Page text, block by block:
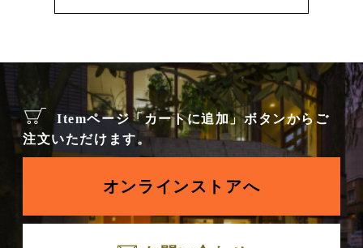
Itemページ「カートに追加」ボタンからご
注文いただけます。
オンラインストアへ